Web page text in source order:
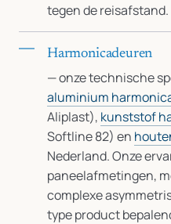
tegen de reisafstand.
Harmonicadeuren
— onze technische
aluminium
Aliplast), kunststof
Softline 82) en
Nederland. Onze
paneelafmetingen,
complexe
type product